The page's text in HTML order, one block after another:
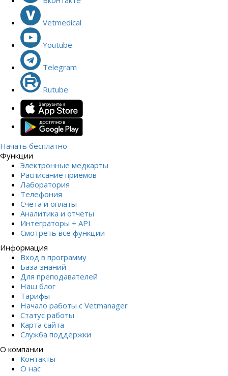
Vetmedical
Youtube
Telegram
Rutube
Начать бесплатно
Функции
Электронные медкарты
Расписание приемов
Лаборатория
Телефония
Счета и оплаты
Аналитика и отчеты
Интеграторы + API
Смотреть все функции
Информация
Вход в программу
База знаний
Для преподавателей
Наш блог
Тарифы
Начало работы с Vetmanager
Статус работы
Карта сайта
Служба поддержки
О компании
Контакты
О нас